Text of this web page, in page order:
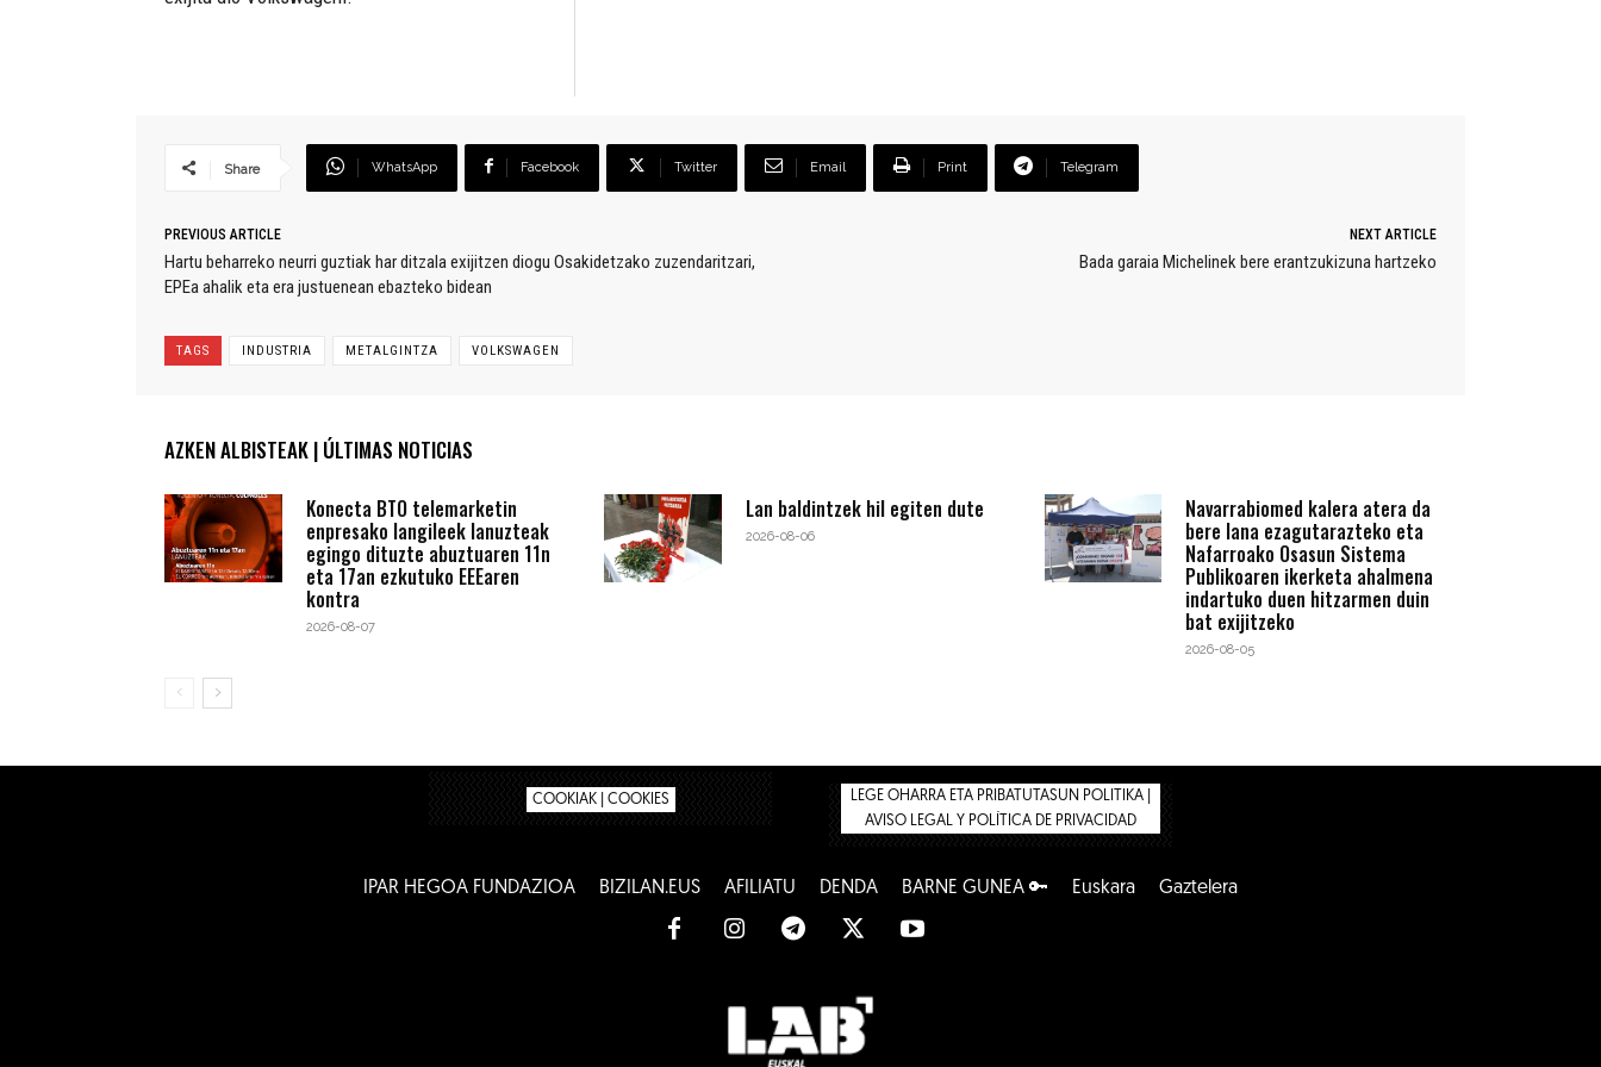
Share WhatsApp Facebook Twitter Email Print Telegram
PREVIOUS ARTICLE
Hartu beharreko neurri guztiak har ditzala exijitzen diogu Osakidetzako zuzendaritzari,
EPEa ahalik eta era justuenean ebazteko bidean
NEXT ARTICLE
Bada garaia Michelinek bere erantzukizuna hartzeko
TAGS INDUSTRIA METALGINTZA VOLKSWAGEN
AZKEN ALBISTEAK | ÚLTIMAS NOTICIAS
Konecta BTO telemarketin
enpresako langileek lanuzteak
egingo dituzte abuztuaren 11n
eta 17an ezkutuko EEEaren
kontra
2026-08-07
Lan baldintzek hil egiten dute
2026-08-06
Navarrabiomed kalera atera da
bere lana ezagutarazteko eta
Nafarroako Osasun Sistema
Publikoaren ikerketa ahalmena
indartuko duen hitzarmen duin
bat exijitzeko
2026-08-05
COOKIAK | COOKIES
LEGE OHARRA ETA PRIBATUTASUN POLITIKA |
AVISO LEGAL Y POLÍTICA DE PRIVACIDAD
IPAR HEGOA FUNDAZIOA BIZILAN.EUS AFILIATU DENDA BARNE GUNEA 🔑 Euskara Gaztelera